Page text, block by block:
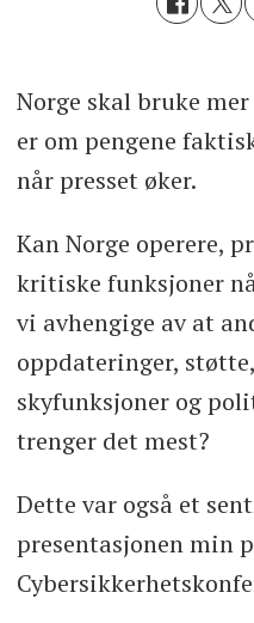
Norge skal bruke
er om pengene
når presset øker.
Kan Norge operere,
kritiske funksjoner
vi avhengige av at
oppdateringer,
skyfunksjoner og
trenger det mest?
Dette var også et
presentasjonen min